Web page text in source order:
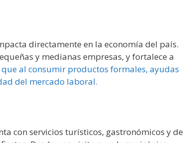
directamente en la economía del país.
y medianas empresas, y fortalece a
que al consumir productos formales, ayudas
del mercado laboral.
con servicios turísticos, gastronómicos y de